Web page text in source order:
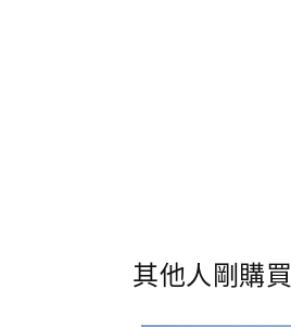
其他人剛購買